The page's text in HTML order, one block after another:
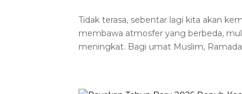
Tidak terasa, sebentar lagi kita akan
membawa atmosfer yang berbeda,
meningkat. Bagi umat Muslim,